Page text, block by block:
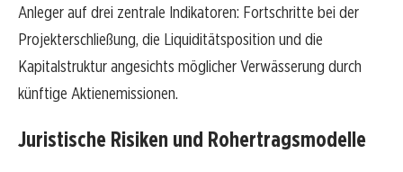
Anleger auf drei zentrale Indikatoren: Fortschritte bei der
Projekterschließung, die Liquiditätsposition und die
Kapitalstruktur angesichts möglicher Verwässerung durch
künftige Aktienemissionen.
Juristische Risiken und Rohertragsmodelle